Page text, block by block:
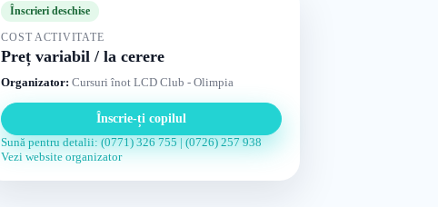
Înscrieri deschise
COST ACTIVITATE
Preț variabil / la cerere
Organizator: Cursuri înot LCD Club - Olimpia
Înscrie-ți copilul
Sună pentru detalii: (0771) 326 755 | (0726) 257 938
Vezi website organizator